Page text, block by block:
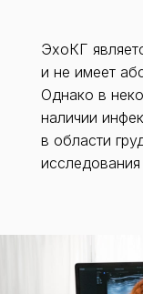
ЭхоКГ
и не имеет
Однако в
наличии
в области